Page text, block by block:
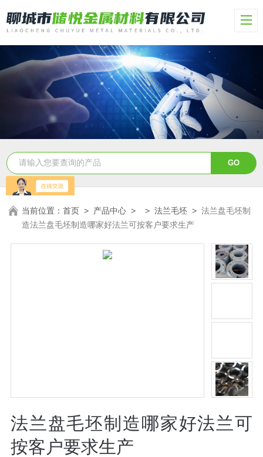
当前位置：首页 > 产品中心 > >法兰毛坯 >法兰盘毛坯制
造法兰盘毛坯制造哪家好法兰可按客户要求生产
法兰盘毛坯制造哪家好法兰可
按客户要求生产